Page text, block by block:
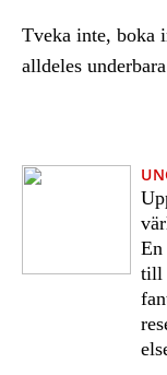
Tveka inte, boka
alldeles
En
till